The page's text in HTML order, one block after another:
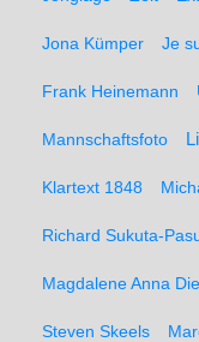
Jona Kümper Je
Frank Heinemann
Mannschaftsfoto
Klartext 1848
Richard Sukuta-
Magdalene Anna
Steven Skeels